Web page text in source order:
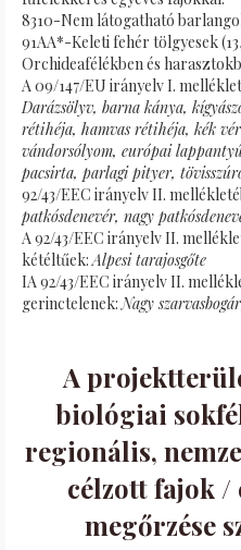
8310-Nem látogatható
91AA*-Keleti fehér tölgyesek
Orchideafélékben és
A 09/147/EU irányelv I.
Darázsölyv, barna kánya,
rétihéja, hamvas rétihéja, kék
vándorsólyom, európai
pacsirta, parlagi pityer,
92/43/EEC irányelv II.
patkósdenevér, nagy
A 92/43/EEC irányelv II.
kétéltűek: Alpesi tarajosgőte
IA 92/43/EEC irányelv II.
gerinctelenek: Nagy
A
biológiai
regionális,
célzott fajok
megőrzése